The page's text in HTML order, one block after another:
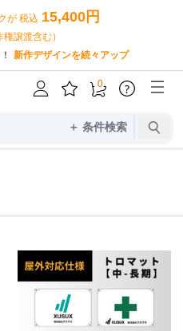
が 税込 15,400円
譲渡含む）
新作デザインを続々アップ
＋ 条件検索
0 ?